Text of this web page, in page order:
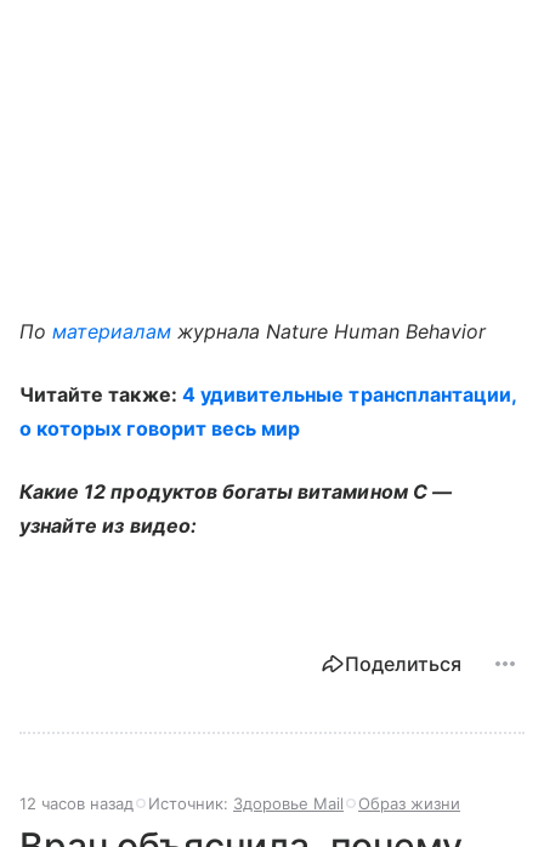
Поматериаламжурнала Nature Human Behavior
Читайте также: 4 удивительные трансплантации,
о которых говорит весь мир
Какие 12 продуктов богаты витамином C —
узнайте из видео:
Поделиться
12 часов назад Источник: Здоровье Mail Образ жизни